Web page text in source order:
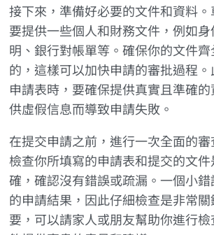
接下來，準備好必要的文件和資料
要提供一些個人和財務文件，例如
明、銀行對帳單等。確保你的文件
的，這樣可以加快申請的審批過程
申請表時，要確保提供真實且準確
供虛假信息而導致申請失敗。
在提交申請之前，進行一次全面的審
檢查你所填寫的申請表和提交的文
確，確認沒有錯誤或疏漏。一個小
的申請結果，因此仔細檢查是非常
要，可以請家人或朋友幫助你進行